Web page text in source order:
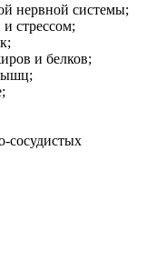
нервной системы;
стрессом;
и белков;
сосудистых